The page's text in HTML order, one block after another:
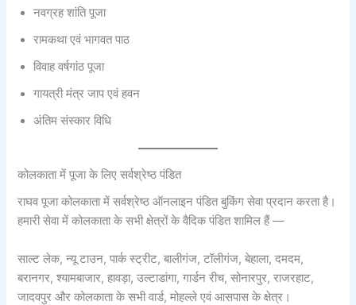
नवग्रह शांति पूजा
रामकथा एवं भागवत पाठ
विवाह वर्षगांठ पूजा
गायत्री मंत्र जाप एवं हवन
अंतिम संस्कार विधि
कोलकाता में पूजा के लिए सर्वश्रेष्ठ पंडित
राघव पूजा कोलकाता में सर्वश्रेष्ठ ऑनलाइन पंडित बुकिंग सेवा प्रदान करता है।
हमारी सेवा में कोलकाता के सभी क्षेत्रों के वैदिक पंडित शामिल हैं —
साल्ट लेक, न्यू टाउन, पार्क स्ट्रीट, बालीगंज, टॉलीगंज, बेहाला, दमदम,
बरानगर, श्यामबाजार, हावड़ा, उल्टाडांगा, गार्डन रीच, सोनारपुर, राजरहाट,
जादवपुर और कोलकाता के सभी वार्ड, मोहल्ले एवं आसपास के क्षेत्र।